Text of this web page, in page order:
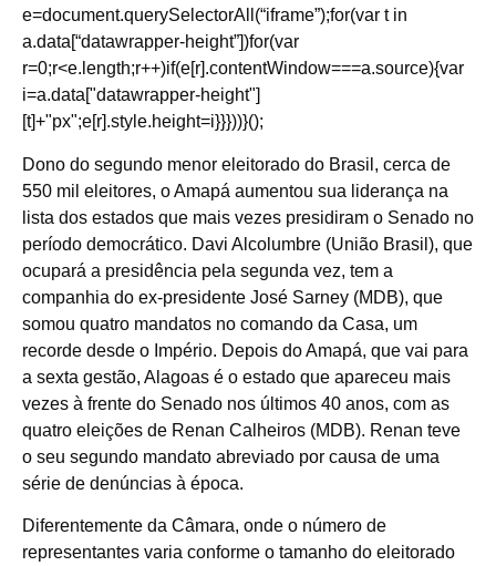
e=document.querySelectorAll(“iframe”);for(var t in
a.data[“datawrapper-height”])for(var
r=0;r<e.length;r++)if(e[r].contentWindow===a.source){var
i=a.data["datawrapper-height"]
[t]+"px";e[r].style.height=i}}}))}();
Dono do segundo menor eleitorado do Brasil, cerca de
550 mil eleitores, o Amapá aumentou sua liderança na
lista dos estados que mais vezes presidiram o Senado no
período democrático. Davi Alcolumbre (União Brasil), que
ocupará a presidência pela segunda vez, tem a
companhia do ex-presidente José Sarney (MDB), que
somou quatro mandatos no comando da Casa, um
recorde desde o Império. Depois do Amapá, que vai para
a sexta gestão, Alagoas é o estado que apareceu mais
vezes à frente do Senado nos últimos 40 anos, com as
quatro eleições de Renan Calheiros (MDB). Renan teve
o seu segundo mandato abreviado por causa de uma
série de denúncias à época.
Diferentemente da Câmara, onde o número de
representantes varia conforme o tamanho do eleitorado